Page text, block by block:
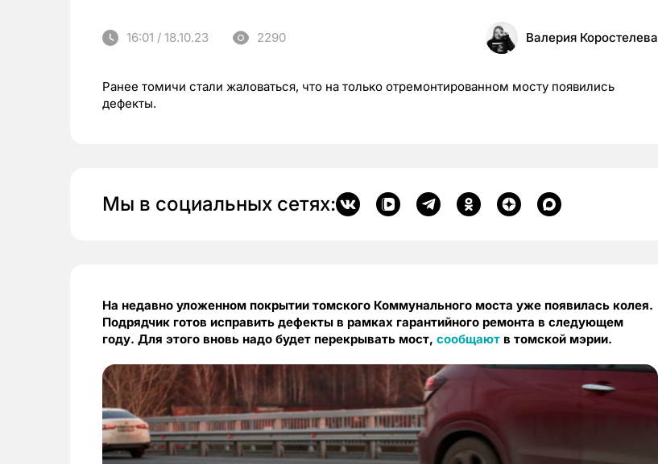
16:01 / 18.10.23 2290 Валерия Коростелева
Ранее томичи стали жаловаться, что на только отремонтированном мосту появились
дефекты.
Мы в социальных сетях:
На недавно уложенном покрытии томского Коммунального моста уже появилась колея.
Подрядчик готов исправить дефекты в рамках гарантийного ремонта в следующем
году. Для этого вновь надо будет перекрывать мост, сообщают в томской мэрии.